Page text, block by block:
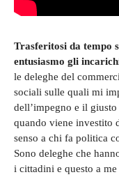
Trasferitosi da tempo
entusiasmo gli
le deleghe del
sociali sulle quali mi
dell’impegno e il
quando viene investito
senso a chi fa politica
Sono deleghe che
i cittadini e questo a